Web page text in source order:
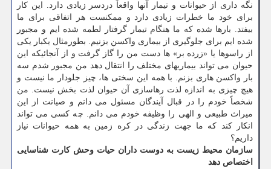
نگه داری از حیوانات و تیمار آنها واقعاً دردسر زیادی دارد. این کار
برای خود ما خطرات زیادی دارد و ممکنست هر اتفاقی برای ما
بیفتد. بارها شده که ما هنگام تیمار گرفتار لطمه شده ایم و مجبور
شده ایم برای جلوگیری از بیماری واکسن بزنیم. بطورمثال یکبار یکی
از راسوها یا «زرده بر» ها دست من را گاز گرفت و از آنجائیکه این
حیوان می تواند بیماریهای مختلف را انتقال دهد من مجبور شدم سه
بار واکسن هاری بزنم. با همه این سختی ها، چیز جلودار ما نیست و
هیچ چیزی به اندازه لذت رهاسازی آن حیوان لذت بخش نیست. من
شخصاً خودم را در قبال آیندگان مسئول می دانم و صیانت از این
میراث طبیعی و الهی را وظیفه خودم می دانم. چه کسی می تواند
انکار کند که ما جهت زندگی در کره زمین به همه حیوانات نیاز
داریم؟
سازمان محیط زیست به دوست داران حیات وحش کارت شناسایی
اختصاص دهد